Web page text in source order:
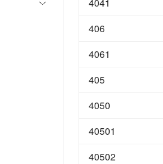
406
4061
405
4050
40501
40502